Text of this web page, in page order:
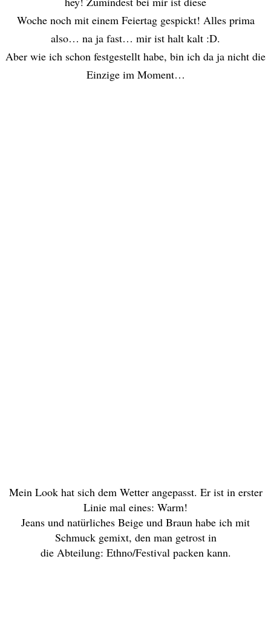
Woche noch mit einem Feiertag gespickt! Alles prima
also… na ja fast… mir ist halt kalt :D.
Aber wie ich schon festgestellt habe, bin ich da ja nicht die
Einzige im Moment…
Mein Look hat sich dem Wetter angepasst. Er ist in erster
Linie mal eines: Warm!
Jeans und natürliches Beige und Braun habe ich mit
Schmuck gemixt, den man getrost in
die Abteilung: Ethno/Festival packen kann.